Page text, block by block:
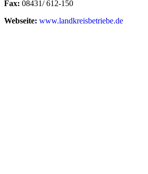
Fax: 08431/ 612-150
Webseite: www.landkreisbetriebe.de